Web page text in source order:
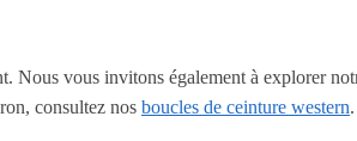
Nous vous invitons également à explorer
consultez nos boucles de ceinture western.